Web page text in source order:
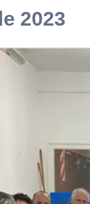
2023